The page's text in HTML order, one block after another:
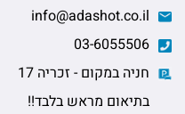
חניה במקום - זכריה 17
בתיאום מראש בלבד!!